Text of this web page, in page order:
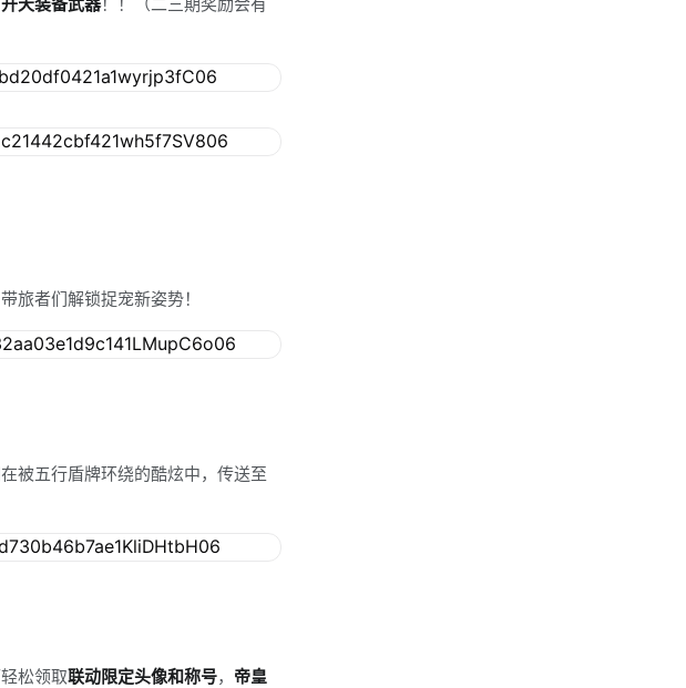
旅者们解锁捉宠新姿势！
被五行盾牌环绕的酷炫中，传送至
松领取联动限定头像和称号， 帝皇